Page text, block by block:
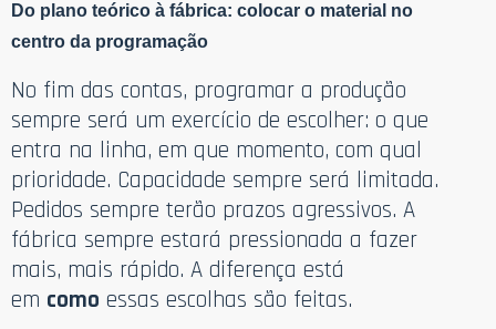
Do plano teórico à fábrica: colocar o material no
centro da programação
No fim das contas, programar a produção
sempre será um exercício de escolher: o que
entra na linha, em que momento, com qual
prioridade. Capacidade sempre será limitada.
Pedidos sempre terão prazos agressivos. A
fábrica sempre estará pressionada a fazer
mais, mais rápido. A diferença está
em como essas escolhas são feitas.